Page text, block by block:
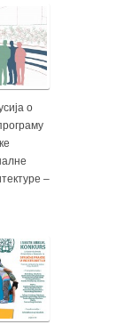
о
–